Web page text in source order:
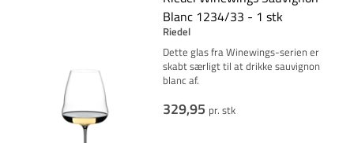
Blanc 1234/33 - 1 stk
Riedel
Dette glas fra Winewings-serien er
skabt særligt til at drikke sauvignon
blanc af.
329,95 pr. stk